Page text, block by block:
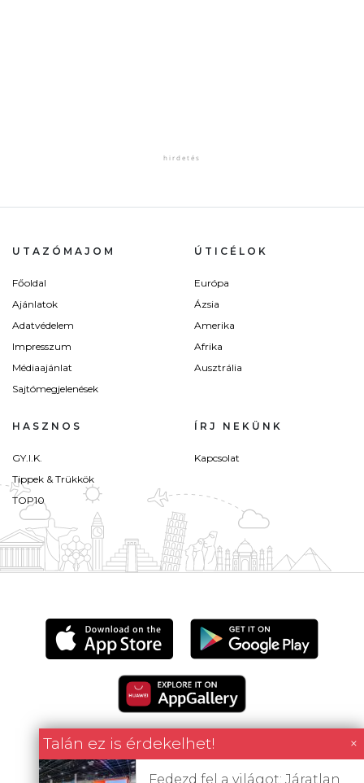
Talán ez is érdekelhet! ×
Fedezd fel a világot: Járatlan
UTAZÓMAJOM
Főoldal
Ajánlatok
Adatvédelem
Impresszum
Médiaajánlat
Sajtómegjelenések
ÚTICÉLOK
Európa
Ázsia
Amerika
Afrika
Ausztrália
HASZNOS
GY.I.K.
Tippek & Trükkök
TOP10
ÍRJ NEKÜNK
Kapcsolat